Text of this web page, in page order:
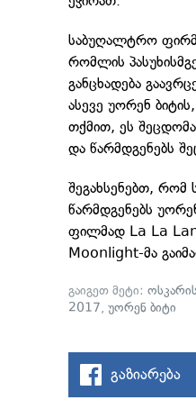
საბუღალტრო
რომლის
განცხადება
ასევე უორენ
თქმით, ეს
და წარმდგენებს
შეგახსენებთ, რომ
წარმდგენებს
ფილმად La La
Moonlight-მა
გაიგეთ მეტი:
2017,უორენ ბიტი
გაზიარება